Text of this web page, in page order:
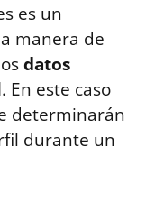
es un
manera de
datos
. En este caso
determinarán
durante un